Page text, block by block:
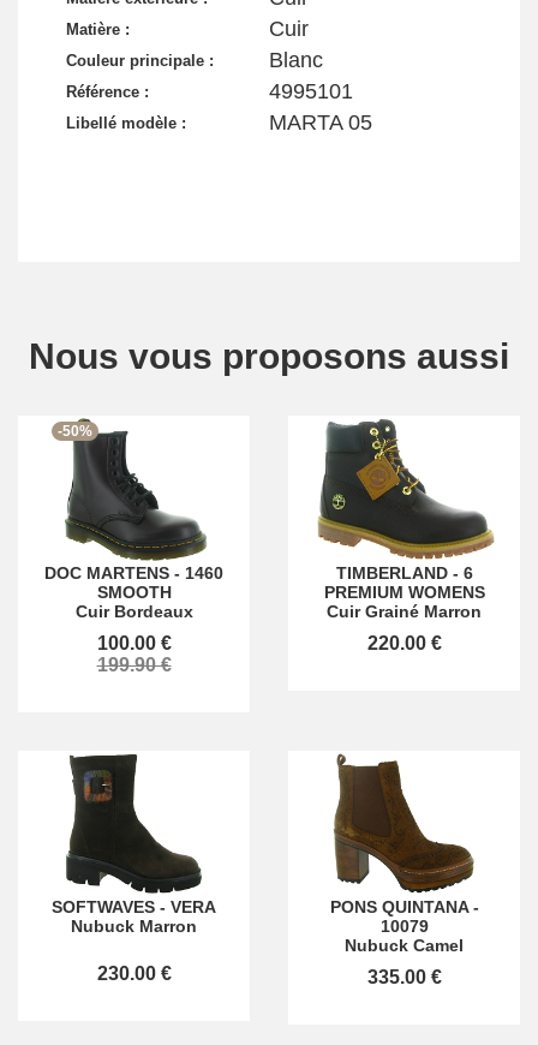
Matière : Cuir
Couleur principale : Blanc
Référence : 4995101
Libellé modèle : MARTA 05
Nous vous proposons aussi
-50%
DOC MARTENS - 1460
SMOOTH
Cuir Bordeaux
100.00 €
199.90 €
TIMBERLAND- 6
PREMIUM WOMENS
Cuir Grainé Marron
220.00 €
SOFTWAVES - VERA
Nubuck Marron
230.00 €
PONS QUINTANA-
10079
Nubuck Camel
335.00 €